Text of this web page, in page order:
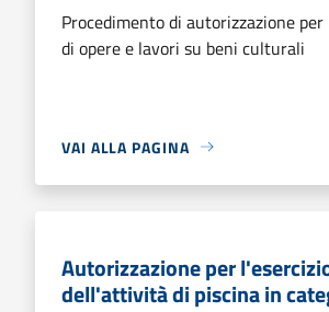
Procedimento di autorizzazione
di opere e lavori su beni culturali
VAI ALLA PAGINA
Autorizzazione per
dell'attività di piscina in